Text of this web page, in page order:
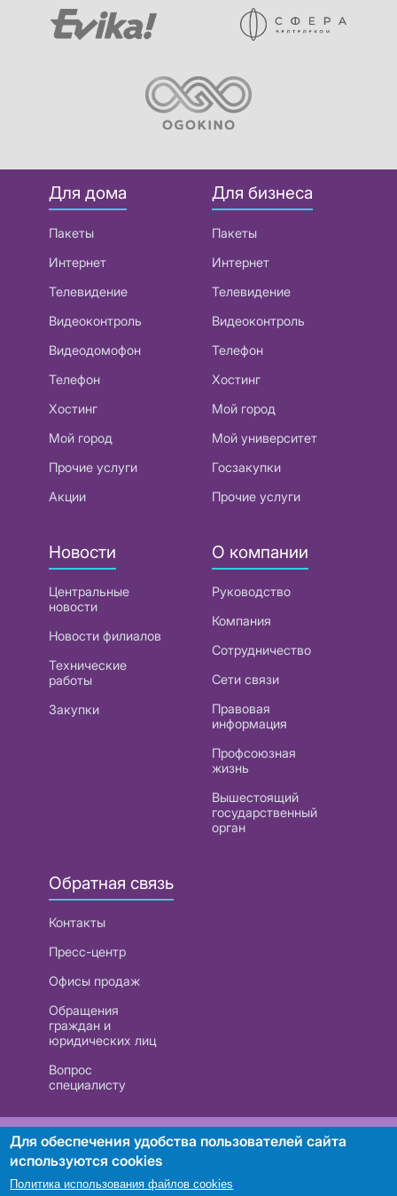
Для дома
Пакеты
Интернет
Телевидение
Видеоконтроль
Видеодомофон
Телефон
Хостинг
Мой город
Прочие услуги
Акции
Для бизнеса
Пакеты
Интернет
Телевидение
Видеоконтроль
Телефон
Хостинг
Мой город
Мой университет
Госзакупки
Прочие услуги
Новости
Центральные
новости
Новости филиалов
Технические
работы
Закупки
О компании
Руководство
Компания
Сотрудничество
Сети связи
Правовая
информация
Профсоюзная
жизнь
Вышестоящий
государственный
орган
Обратная связь
Контакты
Пресс-центр
Офисы продаж
Обращения
граждан и
юридических лиц
Вопрос
специалисту
РУП «Белтелеком». УНП 101007741
Для обеспечения удобства пользователей сайта
используются cookies
Политика использования файлов cookies